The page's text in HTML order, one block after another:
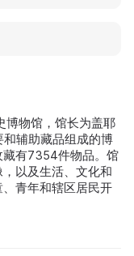
博物馆，馆长为盖耶
辅助藏品组成的博
藏有7354件物品。馆
以及生活、文化和
青年和辖区居民开